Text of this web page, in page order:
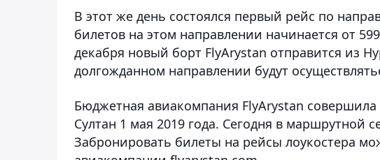
В этот же день состоялся первый рейс по
билетов на этом направлении начинается от
декабря новый борт FlyArystan отправится из
долгожданном направлении будут
Бюджетная авиакомпания FlyArystan
Султан 1 мая 2019 года. Сегодня в маршрутной
Забронировать билеты на рейсы лоукостера